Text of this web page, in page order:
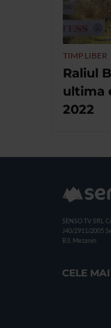
TIMP LIBER
Raliul
ultima
2022
SENSO TV SRL
J40/2911/2005
B3, Mezanin
CELE